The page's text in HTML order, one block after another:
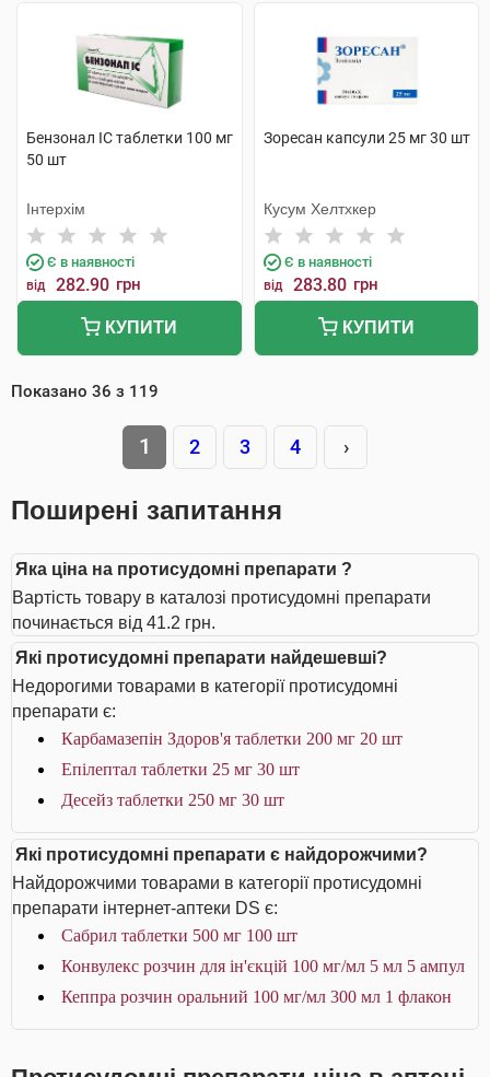
Бензонал IC таблетки 100 мг
50 шт
Інтерхім
Є в наявності
від 282.90 грн
КУПИТИ
Зоресан капсули 25 мг 30 шт
Кусум Хелтхкер
Є в наявності
від 283.80 грн
КУПИТИ
Показано 36 з 119
1 2 3 4 ›
Поширені запитання
Яка ціна на протисудомні препарати ?
Вартість товару в каталозі протисудомні препарати
починається від 41.2 грн.
Які протисудомні препарати найдешевші?
Недорогими товарами в категорії протисудомні
препарати є:
Карбамазепін Здоров'я таблетки 200 мг 20 шт
Епілептал таблетки 25 мг 30 шт
Десейз таблетки 250 мг 30 шт
Які протисудомні препарати є найдорожчими?
Найдорожчими товарами в категорії протисудомні
препарати інтернет-аптеки DS є:
Сабрил таблетки 500 мг 100 шт
Конвулекс розчин для ін'єкцій 100 мг/мл 5 мл 5 ампул
Кеппра розчин оральний 100 мг/мл 300 мл 1 флакон